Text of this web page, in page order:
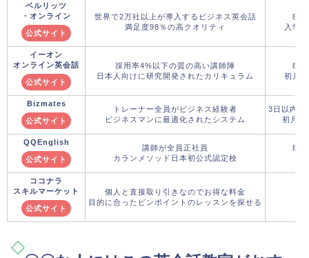
ベルリッツ
・オンライン
公式サイト
世界で2万社以上が導入するビジネス英会話
満足度98％の高クオリティ
8月
入学
イーオン
オンライン英会話
公式サイト
採用率4%以下の質の高い講師陣
日本人向けに研究開発されたカリキュラム
8月
初月
Bizmates
公式サイト
トレーナー全員がビジネス経験者
ビジネスマンに最適化されたシステム
3日以内の
初月
QQEnglish
公式サイト
講師が全員正社員
カランメソッド日本初公式認定校
8月
ココナラ
スキルマーケット
公式サイト
個人と直接取り引きなのでお得な料金
目的に合ったピンポイントのレッスンを探せる